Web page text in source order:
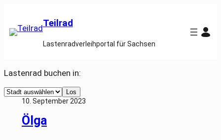
springen
Teilrad
Lastenradverleihportal für Sachsen
Lastenrad buchen in:
Select
Los
10. September 2023
Ölga